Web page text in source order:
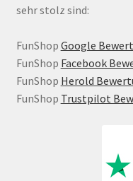
sehr stolz sind:
FunShop Google
FunShop Facebook
FunShop Herold
FunShop Trustpilot